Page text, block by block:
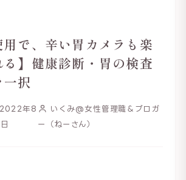
用で、辛い胃カメラも楽
る】健康診断・胃の検査
一択
2022年8
いくみ@女性管理職＆ブロガ
ー（ねーさん）